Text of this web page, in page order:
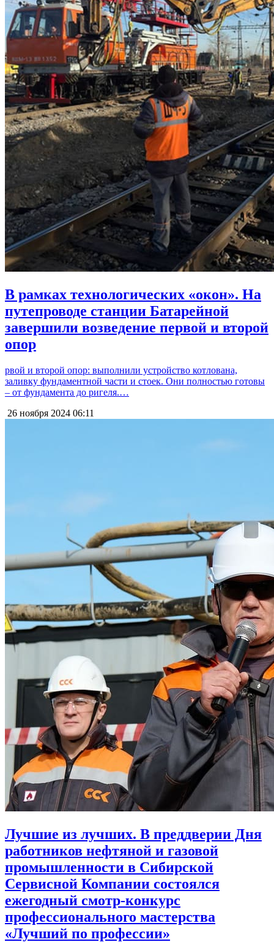
В рамках технологических «окон». На
путепроводе станции Батарейной
завершили возведение первой и второй
опор
рвой и второй опор: выполнили устройство котлована,
заливку фундаментной части и стоек. Они полностью готовы
– от фундамента до ригеля.…
26 ноября 2024 06:11
Лучшие из лучших. В преддверии Дня
работников нефтяной и газовой
промышленности в Сибирской
Сервисной Компании состоялся
ежегодный смотр-конкурс
профессионального мастерства
«Лучший по профессии»